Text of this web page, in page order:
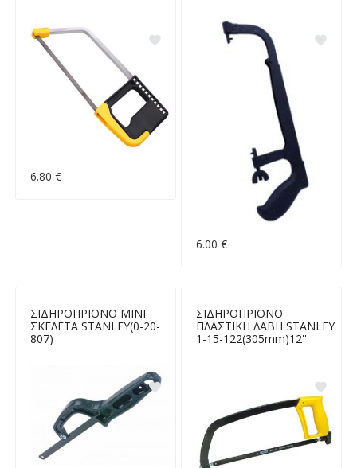
6.80 €
6.00 €
ΣΙΔΗΡΟΠΡΙΟΝΟ ΜΙΝΙ
ΣΚΕΛΕΤΑ STANLEY(0-20-
807)
ΣΙΔΗΡΟΠΡΙΟΝΟ
ΠΛΑΣΤΙΚΗ ΛΑΒΗ STANLEY
1-15-122(305mm)12''